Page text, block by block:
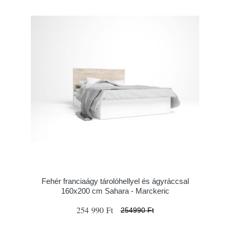
Fehér franciaágy tárolóhellyel és ágyráccsal
160x200 cm Sahara - Marckeric
254 990 Ft 254990 Ft